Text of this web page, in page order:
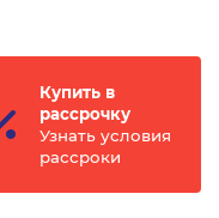
Купить в
рассрочку
Узнать условия
рассроки